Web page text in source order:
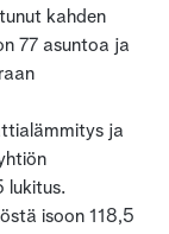
kahden
77 asuntoa ja
ja
lukitus.
isoon 118,5